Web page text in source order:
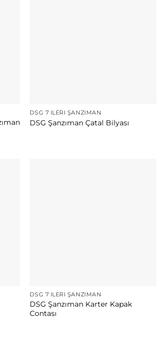
DSG 7 İLERI ŞANZIMAN
DSG Şanzıman Çatal Bilyası
DSG 7 İLERI ŞANZIMAN
DSG Şanzıman Karter Kapak
Contası